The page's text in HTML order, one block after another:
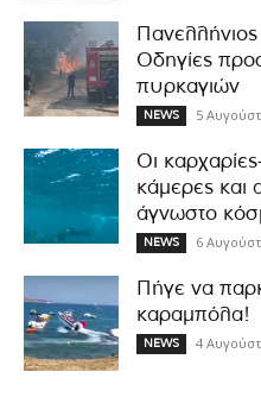
Οδηγίες
πυρκαγιών
NEWS 5
Οι
κάμερες
άγνωστο
NEWS 6
Πήγε να
καραμπόλα!
NEWS 4